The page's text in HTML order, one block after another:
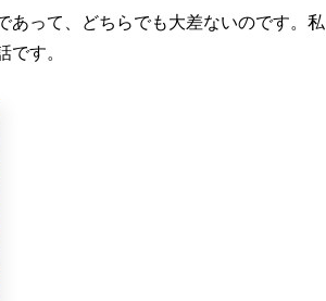
あって、どちらでも大差ないのです。私
す。